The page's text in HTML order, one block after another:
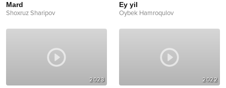
Mard
Shoxruz Sharipov
Ey yil
Oybek Hamroqulov
2023 2022